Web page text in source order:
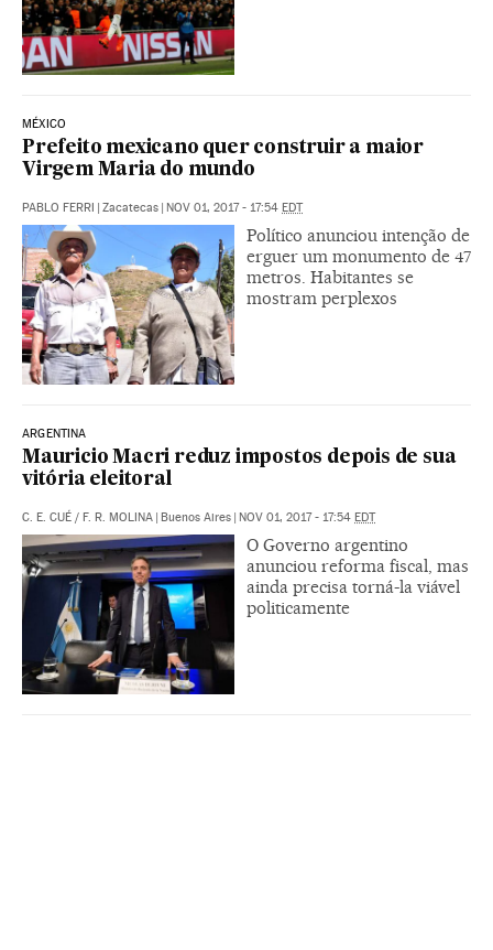
MÉXICO
Prefeito mexicano quer construir a maior
Virgem Maria do mundo
PABLO FERRI | Zacatecas | NOV 01, 2017 - 17:54 EDT
Político anunciou intenção de
erguer um monumento de 47
metros. Habitantes se
mostram perplexos
ARGENTINA
Mauricio Macri reduz impostos depois de sua
vitória eleitoral
C. E. CUÉ / F. R. MOLINA | Buenos Aires | NOV 01, 2017 - 17:54 EDT
O Governo argentino
anunciou reforma fiscal, mas
ainda precisa torná-la viável
politicamente